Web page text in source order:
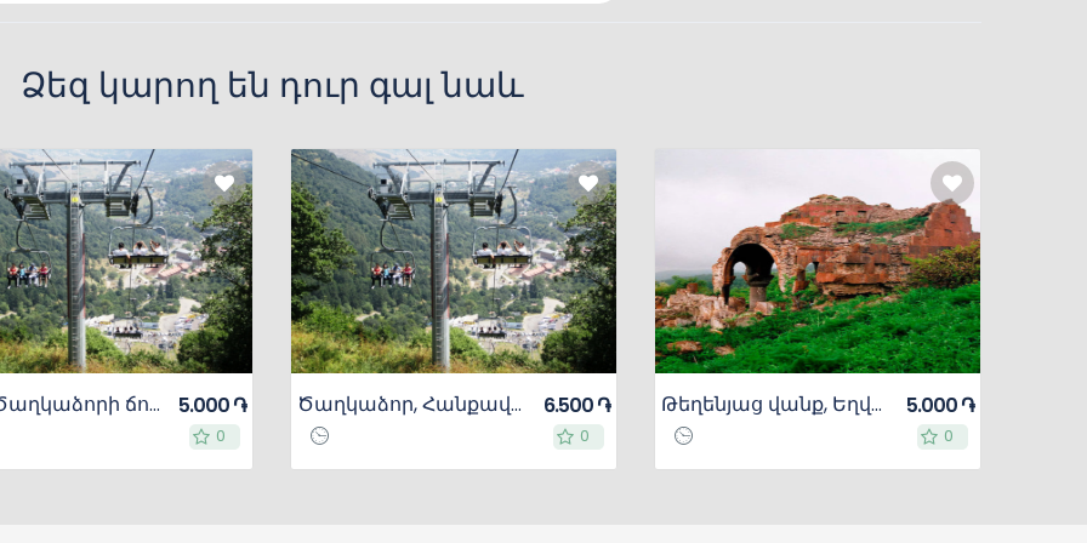
Ձեզ կարող են դուր գալ նաև
Բջնի, Ծաղկաձորի ճոպանուղի
0
0
5.000 ֏ Ծաղկաձոր, Հանքավանի Տաք ջրեր
0
0
6.500 ֏ Թեղենյաց վանք, Եղվարդի Սուրբ Աստվածածին եկեղեցի, Մուղնիի Ս.Գևորգ վանք
0
0
5.000 ֏